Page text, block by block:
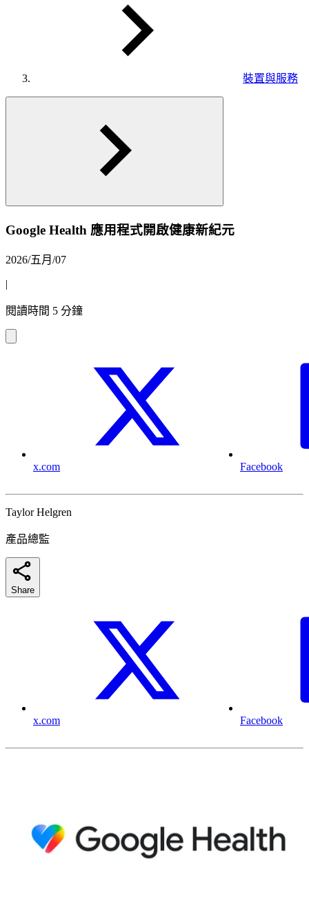
裝置與服務
Google Health 應用程式開啟健康新紀元
2026/五月/07
|
閱讀時間 5 分鐘
x.com Facebook
Taylor Helgren
產品總監
Share
x.com Facebook